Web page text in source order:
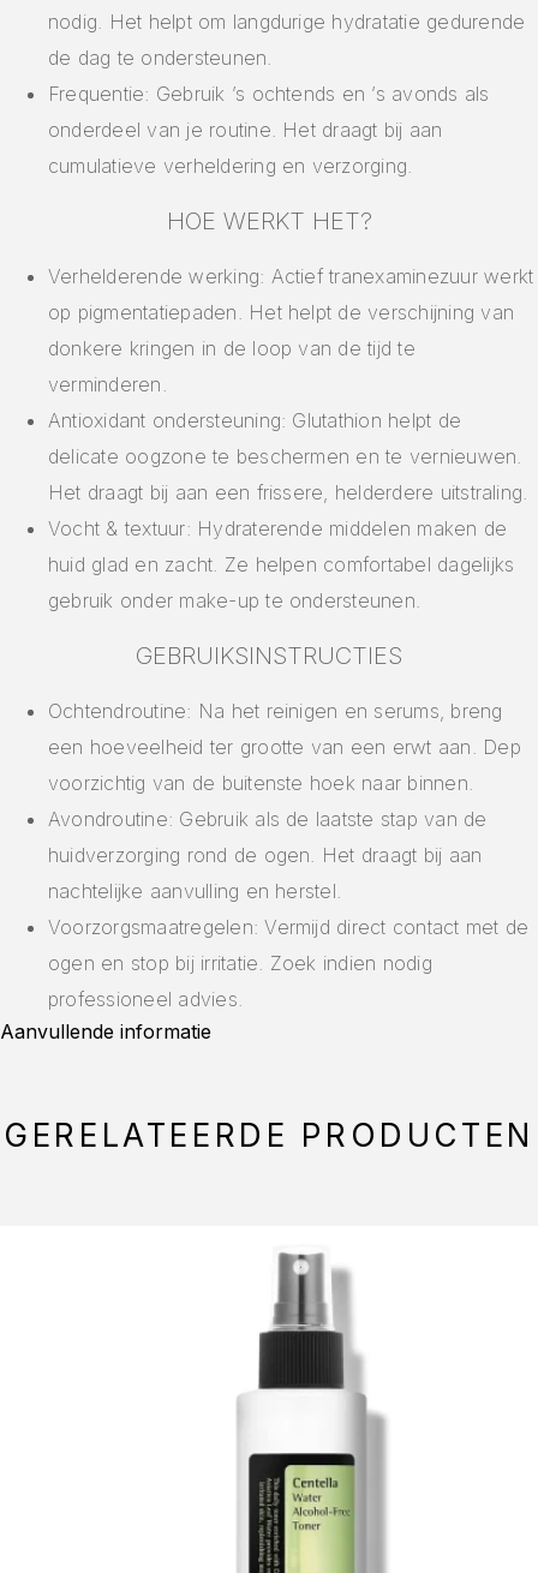
nodig. Het helpt om langdurige hydratatie gedurende
de dag te ondersteunen.
Frequentie: Gebruik ’s ochtends en ’s avonds als
onderdeel van je routine. Het draagt bij aan
cumulatieve verheldering en verzorging.
HOE WERKT HET?
Verhelderende werking: Actief tranexaminezuur werkt
op pigmentatiepaden. Het helpt de verschijning van
donkere kringen in de loop van de tijd te
verminderen.
Antioxidant ondersteuning: Glutathion helpt de
delicate oogzone te beschermen en te vernieuwen.
Het draagt bij aan een frissere, helderdere uitstraling.
Vocht & textuur: Hydraterende middelen maken de
huid glad en zacht. Ze helpen comfortabel dagelijks
gebruik onder make-up te ondersteunen.
GEBRUIKSINSTRUCTIES
Ochtendroutine: Na het reinigen en serums, breng
een hoeveelheid ter grootte van een erwt aan. Dep
voorzichtig van de buitenste hoek naar binnen.
Avondroutine: Gebruik als de laatste stap van de
huidverzorging rond de ogen. Het draagt bij aan
nachtelijke aanvulling en herstel.
Voorzorgsmaatregelen: Vermijd direct contact met de
ogen en stop bij irritatie. Zoek indien nodig
professioneel advies.
Aanvullende informatie
GERELATEERDE PRODUCTEN